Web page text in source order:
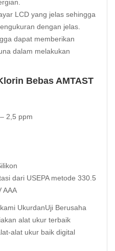
LCD yang jelas sehingga
dengan jelas.
dapat memberikan
dalam melakukan
Bebas AMTAST
2,5 ppm
dari USEPA metode 330.5
AAA
UkurdanUji Berusaha
alat ukur terbaik
alat ukur baik digital